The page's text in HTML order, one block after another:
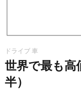
ドライブ 車
世界で最も高
半）